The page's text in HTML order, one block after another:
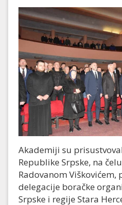
Akademiji su
Republike Srpske, na
Radovanom Viškovićem,
delegacije boračke
Srpske i regije Stara